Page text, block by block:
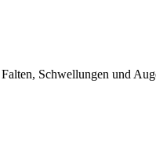
Schwellungen und